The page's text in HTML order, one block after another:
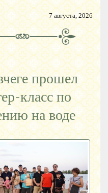
7 августа, 2026
прошел
класс по
на воде